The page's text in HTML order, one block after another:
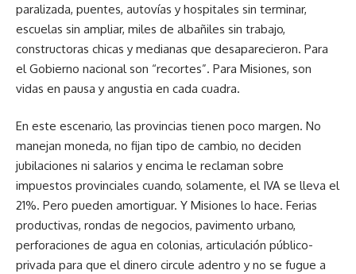
paralizada, puentes, autovías y hospitales sin terminar,
escuelas sin ampliar, miles de albañiles sin trabajo,
constructoras chicas y medianas que desaparecieron. Para
el Gobierno nacional son “recortes”. Para Misiones, son
vidas en pausa y angustia en cada cuadra.
En este escenario, las provincias tienen poco margen. No
manejan moneda, no fijan tipo de cambio, no deciden
jubilaciones ni salarios y encima le reclaman sobre
impuestos provinciales cuando, solamente, el IVA se lleva el
21%. Pero pueden amortiguar. Y Misiones lo hace. Ferias
productivas, rondas de negocios, pavimento urbano,
perforaciones de agua en colonias, articulación público-
privada para que el dinero circule adentro y no se fugue a